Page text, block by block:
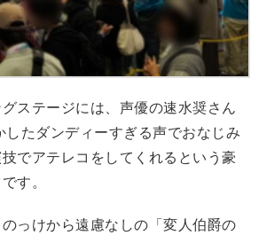
ステージには、声優の速水奨さん
したダンディーすぎる声でおなじみ
でアテレコをしてくれるという豪
す。
っけから遠慮なしの「変人伯爵の